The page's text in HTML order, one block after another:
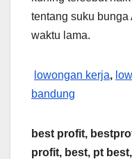
tentang suku
waktu lama.
lowongan kerja,
bandung
best profit,
profit, best, pt